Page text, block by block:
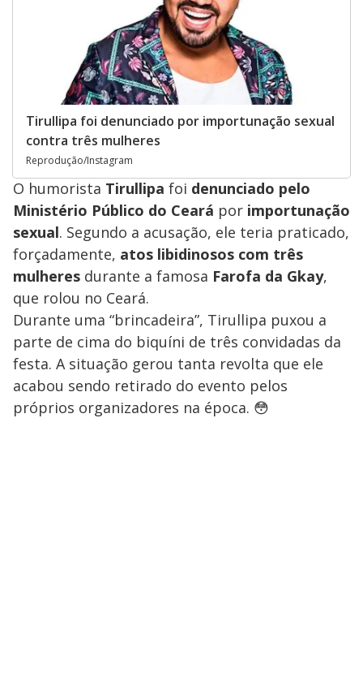
Tirullipa foi denunciado por importunação sexual
contra três mulheres
Reprodução/Instagram
O humorista Tirullipa foi denunciado pelo
Ministério Público do Ceará por importunação
sexual. Segundo a acusação, ele teria praticado,
forçadamente, atos libidinosos com três
mulheres durante a famosa Farofa da Gkay,
que rolou no Ceará.
Durante uma “brincadeira”, Tirullipa puxou a
parte de cima do biquíni de três convidadas da
festa. A situação gerou tanta revolta que ele
acabou sendo retirado do evento pelos
próprios organizadores na época. 😳